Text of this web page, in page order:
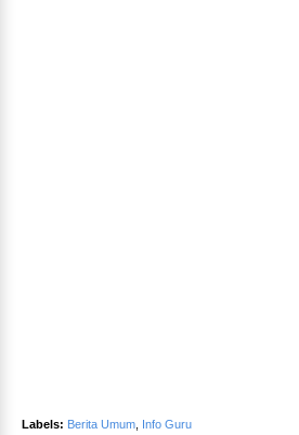
Labels: Berita Umum Info Guru